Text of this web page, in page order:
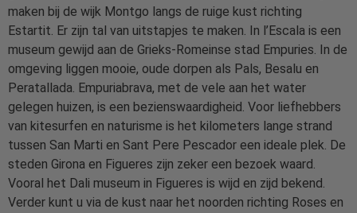
maken bij de wijk Montgo langs de ruige kust richting
Estartit. Er zijn tal van uitstapjes te maken. In l’Escala is een
museum gewijd aan de Grieks-Romeinse stad Empuries. In de
omgeving liggen mooie, oude dorpen als Pals, Besalu en
Peratallada. Empuriabrava, met de vele aan het water
gelegen huizen, is een bezienswaardigheid. Voor liefhebbers
van kitesurfen en naturisme is het kilometers lange strand
tussen San Marti en Sant Pere Pescador een ideale plek. De
steden Girona en Figueres zijn zeker een bezoek waard.
Vooral het Dali museum in Figueres is wijd en zijd bekend.
Verder kunt u via de kust naar het noorden richting Roses en